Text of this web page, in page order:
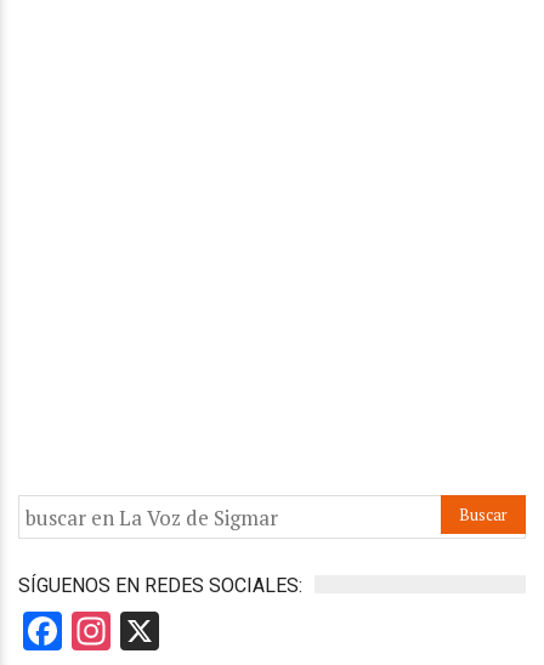
SÍGUENOS EN REDES SOCIALES:
Facebook
Instagram